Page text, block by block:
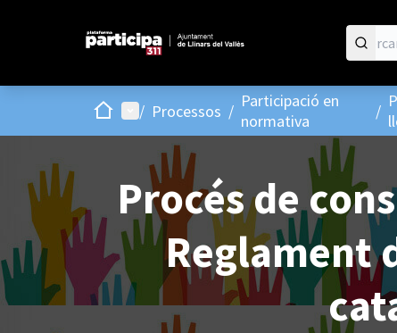
Inici Menú principal
/ Processos / Participació en
normativa
/
Procés de
Reglament